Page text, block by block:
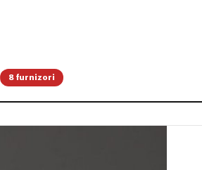
8 furnizori